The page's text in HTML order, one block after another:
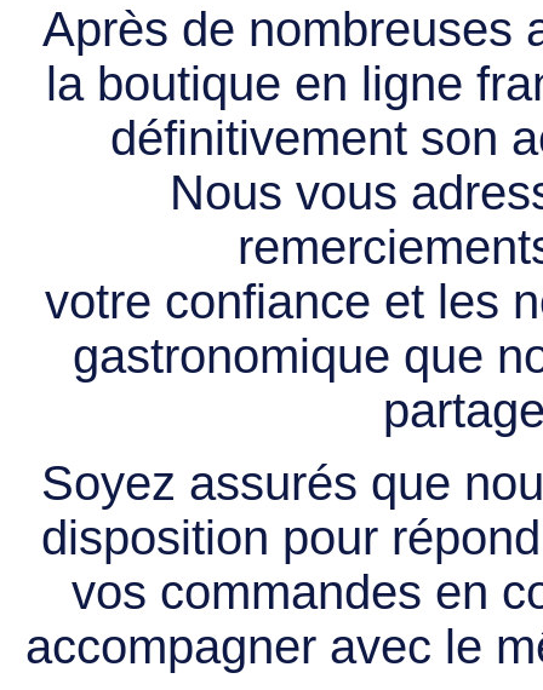
Après de nombreuses
la boutique en ligne
définitivement son
Nous vous
votre confiance et les
gastronomique que
Soyez assurés que
disposition pour
vos commandes en
accompagner avec le